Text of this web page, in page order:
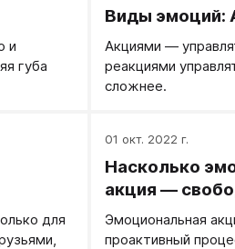
и
губа
Виды эмоций:
Акциями —
реакциями
сложнее.
для
01 окт. 2022 г.
Насколько
акция —
Эмоциональная
проактивный